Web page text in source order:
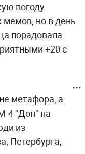
погоду
мемов, но в день
порадовала
+20 с
метафора, а
4 "Дон" на
из
Петербурга,